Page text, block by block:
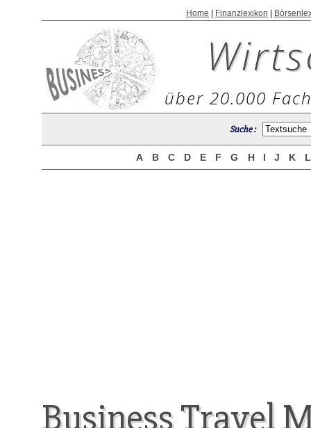
Home Finanzlexikon
über 20.000
Suche :
A B C D E F G H I J K
Business Travel